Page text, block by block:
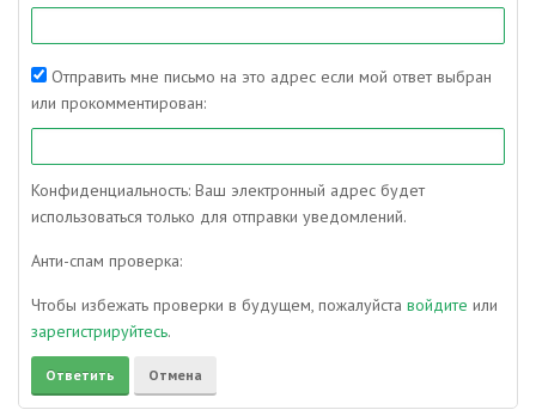
Отправить мне письмо на это адрес если мой ответ выбран
или прокомментирован:
Конфиденциальность: Ваш электронный адрес будет
использоваться только для отправки уведомлений.
Анти-спам проверка:
Чтобы избежать проверки в будущем, пожалуйста войдите или
зарегистрируйтесь.